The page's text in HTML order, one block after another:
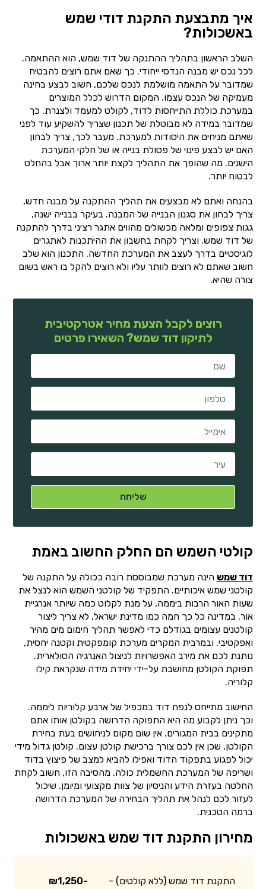
איך מתבצעת התקנת דודי שמש
באשכולות?
השלב הראשון בתהליך ההתנקה של דוד שמש, הוא ההתאמה.
לכל נכס יש מבנה הנדסי ייחודי. כך שאם אתם רוצים להבטיח
שמדובר על התאמה מושלמת לנכס שלכם, חשוב לבצע בחינה
מעמיקה של הנכס עצמו. המקום הדרוש לכלל המוצרים
במערכת כוללת התייחסות לדוד, לקולט למעמד ולצנרת. כך
שמדובר במידה לא מבוטלת של תכנון שצריך להשקיע עוד לפני
שאתם מניחים את היסודות למערכת. מעבר לכך, צריך לבחון
האם יש לבצע פינוי של פסולת בנייה או של חלקי המערכת
הישנים. מה שהופך את התהליך לקצת יותר ארוך אבל בהחלט
לבטוח יותר.
בהנחה ואתם לא מבצעים את תהליך ההתקנה על מבנה חדש,
צריך לבחון את סגנון הבנייה של המבנה. בעיקר בבנייה ישנה,
גגות צפופים ומלאה מכשולים מהווים אתגר רציני בדרך להתקנה
של דוד שמש. וצריך לקחת בחשבון את ההיתכנות לאתגרים
לוגיסטיים בדרך לעצב את המערכת החדשה. התכנון הוא שלב
חשוב שאתם לא רוצים לוותר עליו ולא רוצים להקל בו ראש בשום
צורה שהיא.
רוצים לקבל הצעת מחיר אטרקטיבית
לתיקון דוד שמש? השאירו פרטים
קולטי השמש הם החלק החשוב באמת
דוד שמש הינה מערכת שמבוססת רובה ככולה על התקנה של
קולטני שמש איכותיים. התפקיד של קולטני השמש הוא לנצל את
שעות האור הרבות ביממה, על מנת לקלוט כמה שיותר אנרגיית
אור. במדינה כל כך חמה כמו מדינת ישראל, לא צריך ליצור
קולטנים עצומים בגודלם כדי לאפשר תהליך חימום מים מהיר
ואפקטיבי. ובמרבית המקרים מערכת קומפקטית וקטנה יחסית,
נותנת לכם את מירב האפשרויות לניצול האנרגיה הסולארית.
תפוקת הקולטן מחושבת על-ידי יחידת מידה שנקראת קילו
קלוריה.
החישוב מתייחס לנפח דוד במכפיל של ארבע קלוריות ליממה.
וכך ניתן לקבוע מה היא התפוקה הדרושה בקולטן אותו אתם
מתקינים בבית המגורים. אין שום מקום לניחושים בעת בחירת
הקולטן, שכן אין לכם צורך ברכישת קולטן עצום. קולטן גדול מידי
יכול לפגוע בתפקוד הדוד ואפילו להביא למצב של פיצוץ בדוד
ושריפה של המערכת החשמלית כולה. מהסיבה הזו, חשוב לקחת
החלטה בעזרת הידע והניסיון של צוות מקצועי ומיומן. שיכול
לעזור לכם לנהל את תהליך הבחירה של המערכת הדרושה
ברמה הטכנית.
מחירון התקנת דוד שמש באשכולות
התקנת דוד שמש (ללא קולטים) -
₪1,250-